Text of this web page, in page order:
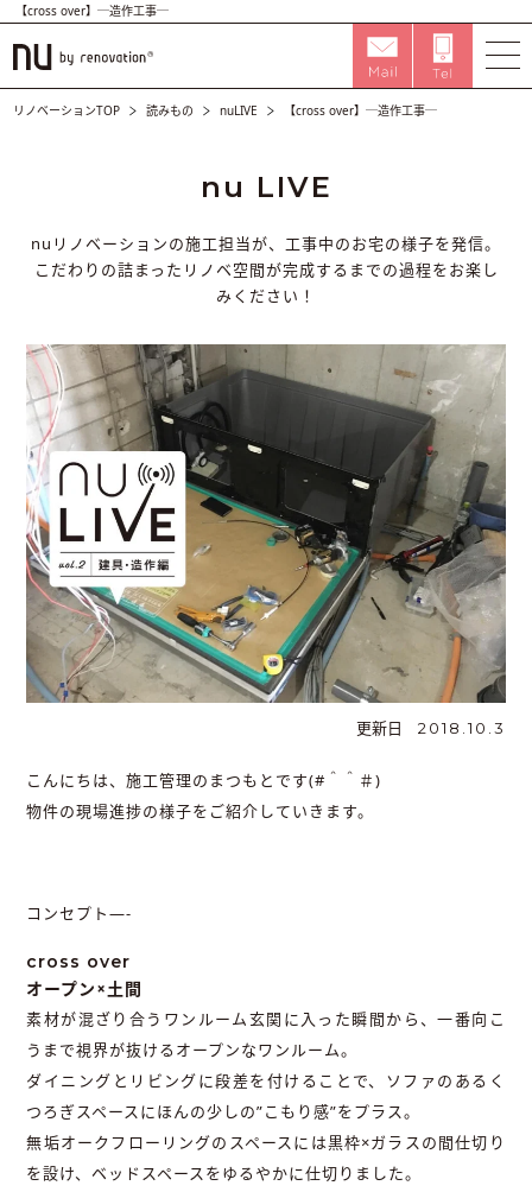
【cross over】─造作工事─
リノベーションTOP 読みもの nuLIVE 【cross over】─造作工事─
nu LIVE
nuリノベーションの施工担当が、工事中のお宅の様子を発信。
こだわりの詰まったリノベ空間が完成するまでの過程をお楽し
みください！
更新日 2018.10.3
こんにちは、施工管理のまつもとです(#＾＾＃)
物件の現場進捗の様子をご紹介していきます。
コンセプト—-
cross over
オープン×土間
素材が混ざり合うワンルーム玄関に入った瞬間から、一番向こ
うまで視界が抜けるオープンなワンルーム。
ダイニングとリビングに段差を付けることで、ソファのあるく
つろぎスペースにほんの少しの”こもり感”をプラス。
無垢オークフローリングのスペースには黒枠×ガラスの間仕切り
を設け、ベッドスペースをゆるやかに仕切りました。